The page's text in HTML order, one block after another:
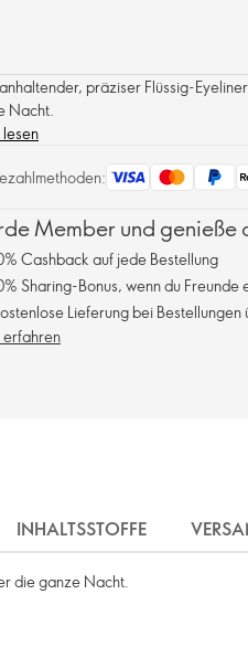
präziser Flüssig-
Nacht.
Member und genieße
Cashback auf jede Bestellung
Sharing-Bonus, wenn du Freunde
Lieferung bei Bestellungen
INHALTSSTOFFE
die ganze Nacht.